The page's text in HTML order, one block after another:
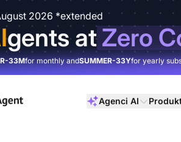
2026 *extended
gents atZero
33Mfor monthly andSUMMER-33Yfor yearly
Agenci AI